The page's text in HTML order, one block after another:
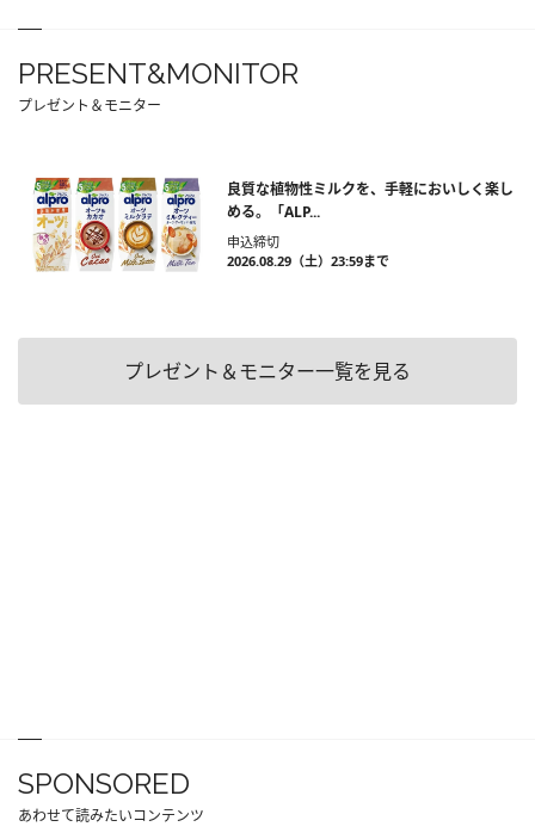
PRESENT&MONITOR
プレゼント＆モニター
良質な植物性ミルクを、手軽においしく楽し
める。「ALP...
申込締切
2026.08.29（土）23:59まで
プレゼント＆モニター一覧を見る
SPONSORED
あわせて読みたいコンテンツ